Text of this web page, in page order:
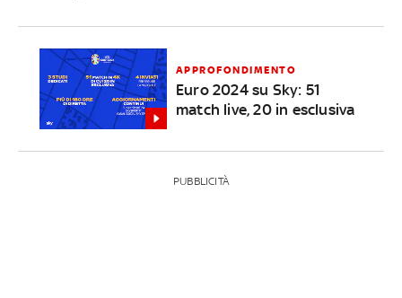
APPROFONDIMENTO
Euro 2024 su Sky: 51
match live, 20 in esclusiva
PUBBLICITÀ